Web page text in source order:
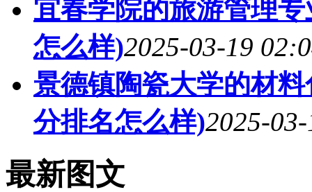
宜春学院的旅游管理
怎么样)2025-03-19
景德镇陶瓷大学的材
分排名怎么样)2025-
最新图文